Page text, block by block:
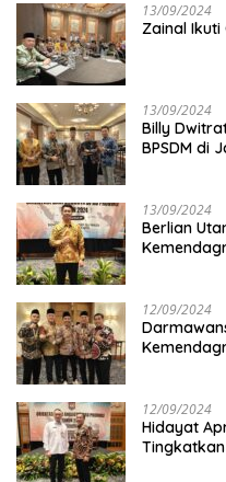
13/09/2024
Zainal Ikuti
13/09/2024
Billy
BPSDM di
13/09/2024
Berlian
12/09/2024
12/09/2024
Hidayat